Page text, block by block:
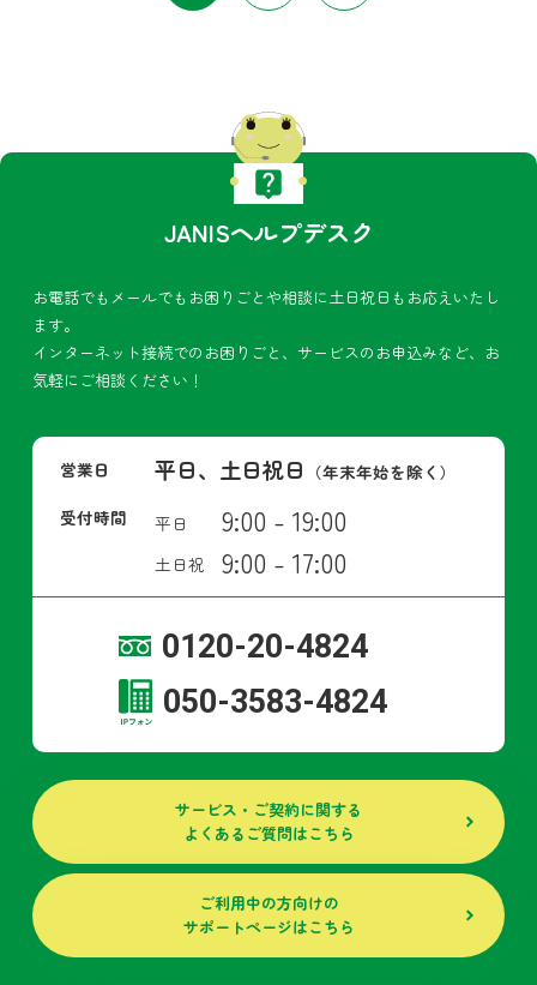
JANISヘルプデスク
お電話でもメールでもお困りごとや相談に土日祝日もお応えいたし
ます。
インターネット接続でのお困りごと、サービスのお申込みなど、お
気軽にご相談ください！
営業日 平日、土日祝日 （年末年始を除く）
受付時間
平日 9:00 - 19:00
土日祝 9:00 - 17:00
0120-20-4824
050-3583-4824
サービス・ご契約に関する
よくあるご質問はこちら
ご利用中の方向けの
サポートページはこちら